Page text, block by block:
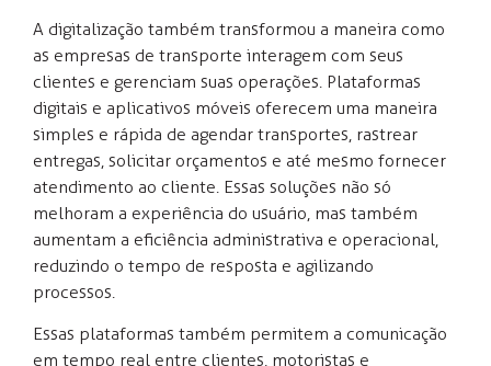
A digitalização também transformou a maneira como
as empresas de transporte interagem com seus
clientes e gerenciam suas operações. Plataformas
digitais e aplicativos móveis oferecem uma maneira
simples e rápida de agendar transportes, rastrear
entregas, solicitar orçamentos e até mesmo fornecer
atendimento ao cliente. Essas soluções não só
melhoram a experiência do usuário, mas também
aumentam a eficiência administrativa e operacional,
reduzindo o tempo de resposta e agilizando
processos.
Essas plataformas também permitem a comunicação
em tempo real entre clientes, motoristas e